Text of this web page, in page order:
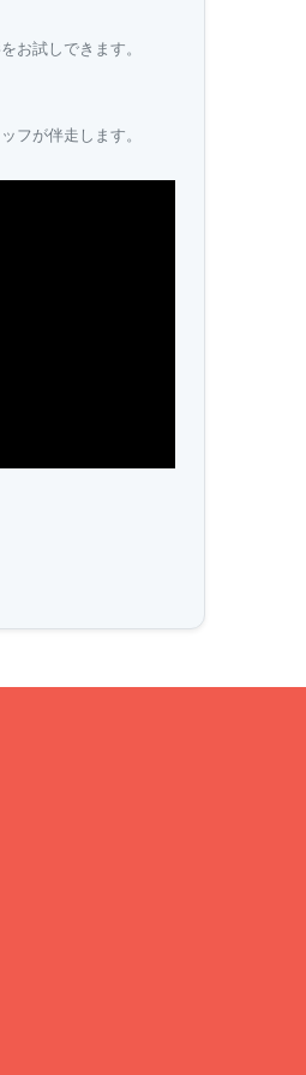
お試しできます。
フが伴走します。